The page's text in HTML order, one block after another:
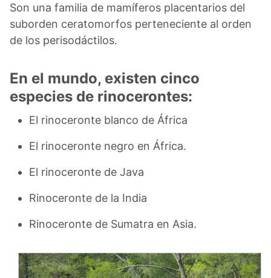
Son una familia de mamíferos placentarios del
suborden ceratomorfos perteneciente al orden
de los perisodáctilos.
En el mundo, existen cinco
especies de rinocerontes:
El rinoceronte blanco de África
El rinoceronte negro en África.
El rinoceronte de Java
Rinoceronte de la India
Rinoceronte de Sumatra en Asia.